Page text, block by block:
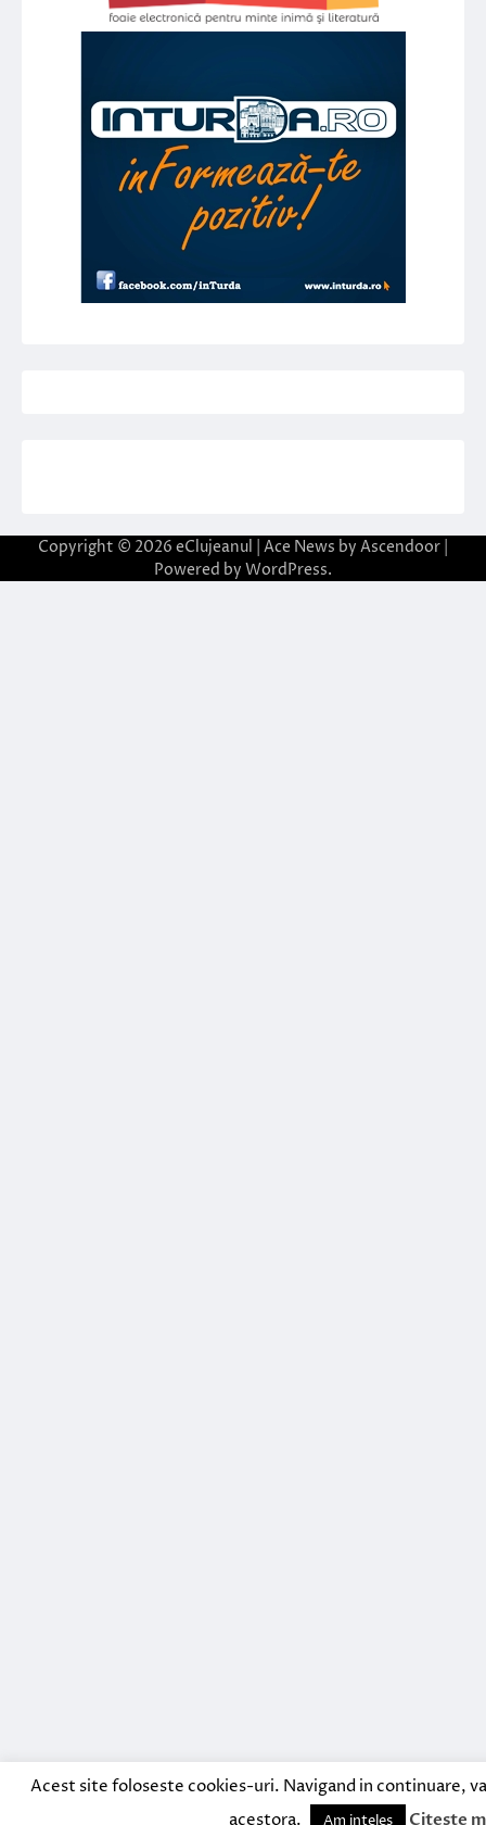
Copyright © 2026 eClujeanul | Ace News by Ascendoor
Powered by WordPress.
Acest site foloseste cookies-uri. Navigand in continuare,
acestora.
Am inteles Citeste